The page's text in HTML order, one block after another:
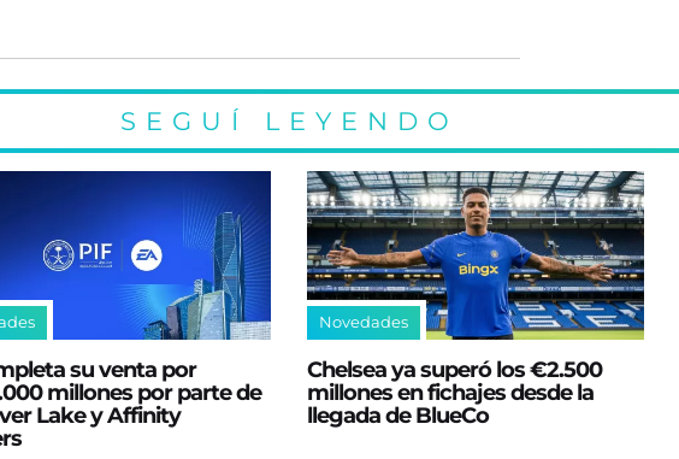
SEGUÍ LEYENDO
su venta por
millones por parte de
Lake y Affinity
Novedades
Chelsea ya superó los €2.500
millones en fichajes desde la
llegada de BlueCo